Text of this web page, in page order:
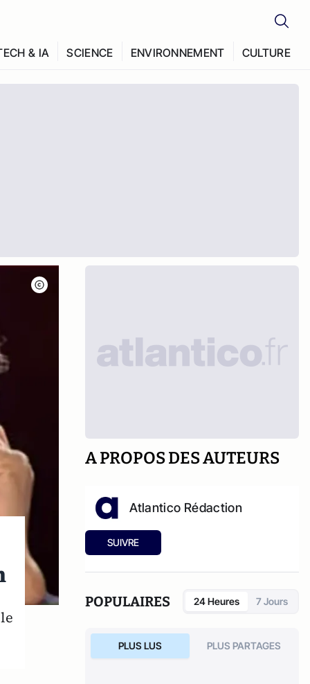
& IA SCIENCE ENVIRONNEMENT CULTURE
A PROPOS DES AUTEURS
Atlantico Rédaction
SUIVRE
POPULAIRES 24 Heures 7 Jours
PLUS LUS PLUS PARTAGES